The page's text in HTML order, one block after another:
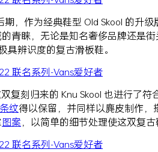
期，作为经典鞋型 Old Skool 的升
青睐，无论是知名奢侈品牌还是
具辨识度的复古滑板鞋。
复刻归来的 Knu Skool 也进行了符
纹得以保留，并同样以麂皮制作，
图案 ，以简单的细节处理使这双复古